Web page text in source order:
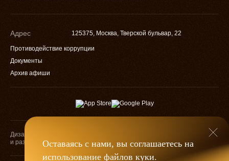
Противодействие коррупции
Документы
Архив афиши
Адрес 125375, Москва, Тверской бульвар, 22
Дизайн
и разработкаОставаясь с нами, вы соглашаетесь на
использование файлов куки.